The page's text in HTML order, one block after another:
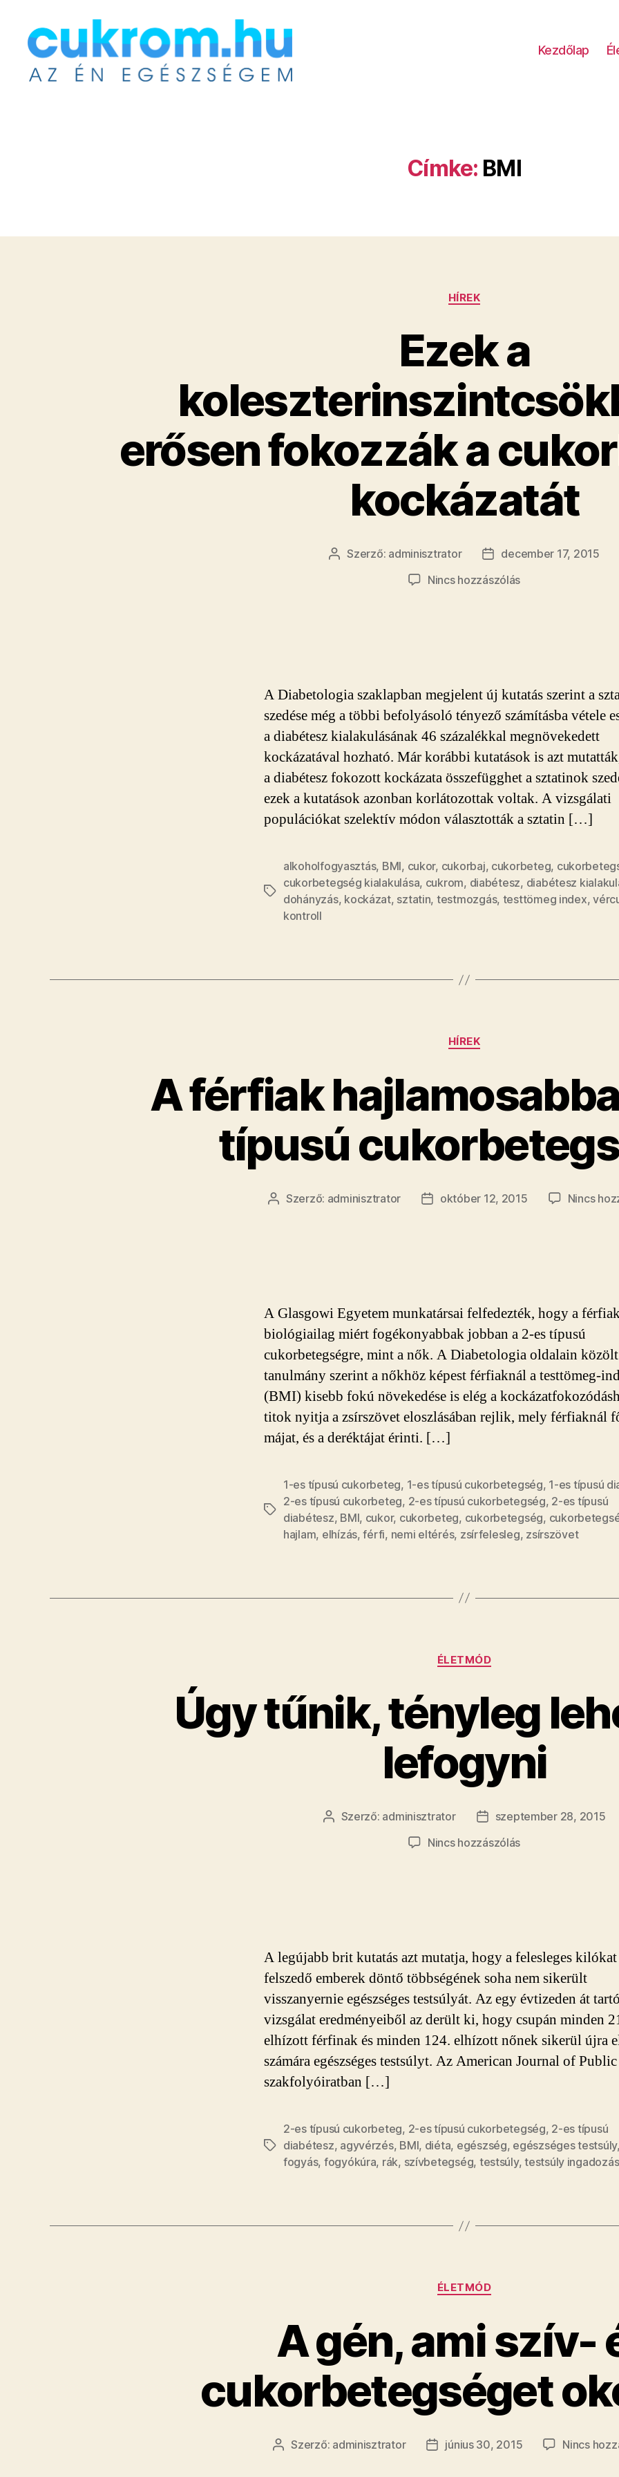
Kezdőlap
Címke: BMI
Kategóriák
HÍREK
Ezek a
erősen fokozzák a
kockázatát
Bejegyzés
Szerző: adminisztrator
Bejegyzés
dátuma
december 17, 2015
Nincs hozzászólása(z)
cukorbetegség
kockázatát
bejegyzéshez
A Diabetologia szaklapban megjelent új kutatás szerint a
szedése még a többi befolyásoló tényező számításba vétele
a diabétesz kialakulásának 46 százalékkal megnövekedett
kockázatával hozható. Már korábbi kutatások is azt
a diabétesz fokozott kockázata összefügghet a sztatinok
ezek a kutatások azonban korlátozottak voltak. A vizsgálati
populációkat szelektív módon választották a sztatin […]
Címkék
alkoholfogyasztás, BMI, cukor, cukorbaj, cukorbeteg,
cukorbetegség kialakulása, cukrom, diabétesz, diabétesz
dohányzás, kockázat, sztatin, testmozgás, testtömeg index,
kontroll
Kategóriák
HÍREK
A férfiak
típusú
Bejegyzés
Szerző: adminisztrator
Bejegyzés
október 12, 2015 Nincs
A Glasgowi Egyetem munkatársai felfedezték, hogy a
biológiailag miért fogékonyabbak jobban a 2-es típusú
cukorbetegségre, mint a nők. A Diabetologia oldalain közölt
tanulmány szerint a nőkhöz képest férfiaknál a testtömeg-
(BMI) kisebb fokú növekedése is elég a
titok nyitja a zsírszövet eloszlásában rejlik, mely férfiaknál
májat, és a deréktájat érinti. […]
Címkék
1-es típusú cukorbeteg, 1-es típusú cukorbetegség, 1-es típusú
2-es típusú cukorbeteg, 2-es típusú cukorbetegség, 2-es típusú
diabétesz, BMI, cukor, cukorbeteg, cukorbetegség,
hajlam, elhízás,férfi, nemi eltérés, zsírfelesleg, zsírszövet
Kategóriák
ÉLETMÓD
Úgy tűnik, tényleg
lefogyni
Bejegyzés
Szerző: adminisztrator
Bejegyzés
dátuma
szeptember 28, 2015
Nincs hozzászólása(z)
A legújabb brit kutatás azt mutatja, hogy a felesleges kilókat
felszedő emberek döntő többségének soha nem sikerült
visszanyernie egészséges testsúlyát. Az egy évtizeden át tartó
vizsgálat eredményeiből az derült ki, hogy csupán minden
elhízott férfinak és minden 124. elhízott nőnek sikerül újra
számára egészséges testsúlyt. Az American Journal of
szakfolyóiratban […]
Címkék
2-es típusú cukorbeteg, 2-es típusú cukorbetegség, 2-es típusú
diabétesz, agyvérzés, BMI, diéta, egészség, egészséges testsúly,
fogyás, fogyókúra, rák, szívbetegség, testsúly,testsúly ingadozás
Kategóriák
ÉLETMÓD
A gén, ami szív-
cukorbetegséget
Bejegyzés
Szerző: adminisztrator
Bejegyzés
június 30, 2015 Nincs